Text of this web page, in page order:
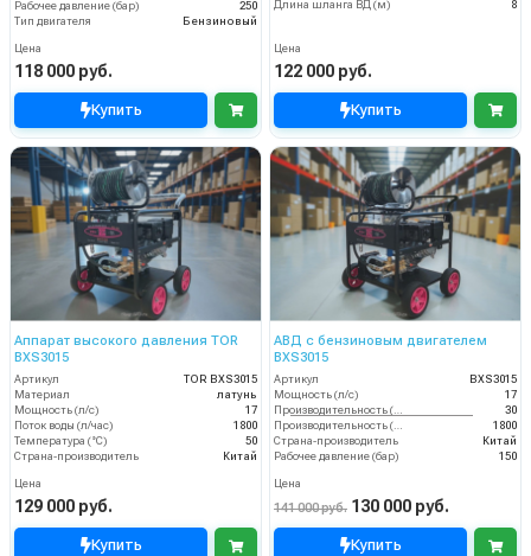
Рабочее давление (бар)
250
Тип двигателя
Бензиновый
Цена
118 000 руб.
Купить
Длина шланга ВД (м) 8
Цена
122 000 руб.
Купить
Аппарат высокого давления TOR
BXS3015
Артикул
TOR BXS3015
Материал
латунь
Мощность (л/с)
17
Поток воды (л/час)
1800
Температура (°C)
50
Страна-производитель
Китай
Цена
129 000 руб.
Купить
АВД с бензиновым двигателем
BXS3015
Артикул
BXS3015
Мощность (л/с)
17
Производительность (л/мин)
30
Производительность (л/ч)
1800
Страна-производитель
Китай
Рабочее давление (бар)
150
Цена
141 000 руб. 130 000 руб.
Купить